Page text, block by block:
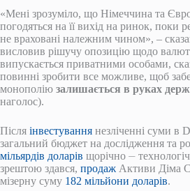
«Мені зрозуміло, що Німеччина та
погодяться на її вихід на ринок, поки
не враховані належним чином», –
висловив рішучу опозицію щодо
випускається приватними особами,
повинні зробити все можливе, щоб
монополію залишається в руках
наголос).
Після інвестування незліченні суми в
загальний бюджет на дослідження та
мільярдів доларів щорічно ⏤
зрештою здався, продаж Активи Діма
мізерну суму 182 мільйони доларів.